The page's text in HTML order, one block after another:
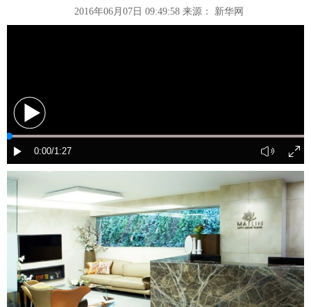
能源 房产
金融
富媒体
新华电视中文 新华电视英文 返回PC
2016年06月07日 09:49:58 来源： 新华网